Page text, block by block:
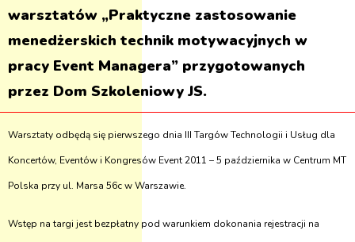
warsztatów „Praktyczne zastosowanie
menedżerskich technik motywacyjnych w
pracy Event Managera” przygotowanych
przez Dom Szkoleniowy JS.
Warsztaty odbędą się pierwszego dnia III Targów Technologii i Usług dla
Koncertów, Eventów i Kongresów Event 2011 – 5 października w Centrum MT
Polska przy ul. Marsa 56c w Warszawie.
Wstęp na targi jest bezpłatny pod warunkiem dokonania rejestracji na